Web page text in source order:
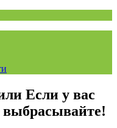
Если у вас